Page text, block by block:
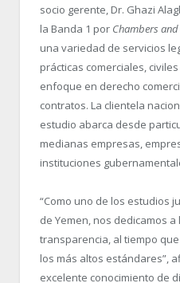
socio gerente, Dr. Ghazi
la Banda 1 por Chambers
una variedad de servicios
prácticas comerciales,
enfoque en derecho
contratos. La clientela
estudio abarca desde
medianas empresas,
instituciones
“Como uno de los estudios
de Yemen, nos dedicamos
transparencia, al tiempo
los más altos estándares”,
excelente conocimiento de